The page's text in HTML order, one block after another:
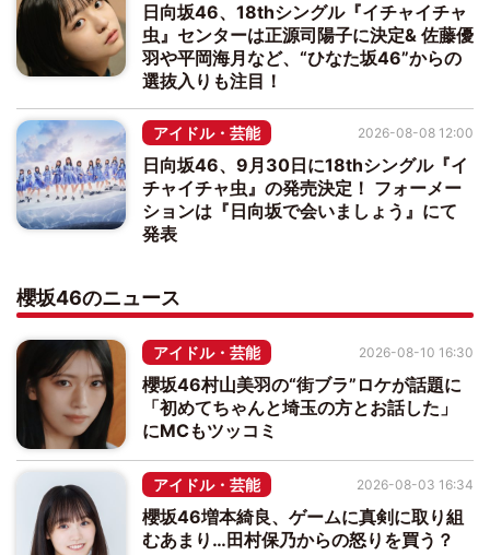
日向坂46、18thシングル『イチャイチャ
虫』センターは正源司陽子に決定& 佐藤優
羽や平岡海月など、“ひなた坂46”からの
選抜入りも注目！
アイドル・芸能
日向坂46、9月30日に18thシングル『イ
チャイチャ虫』の発売決定！ フォーメー
ションは『日向坂で会いましょう』にて
発表
2026-08-08 12:00
櫻坂46のニュース
アイドル・芸能
櫻坂46村山美羽の“街ブラ”ロケが話題に
「初めてちゃんと埼玉の方とお話した」
にMCもツッコミ
2026-08-10 16:30
アイドル・芸能
櫻坂46増本綺良、ゲームに真剣に取り組
むあまり…田村保乃からの怒りを買う？
2026-08-03 16:34